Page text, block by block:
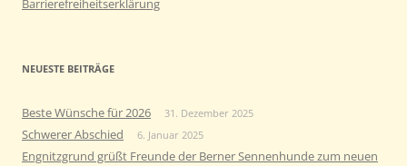
Barrierefreiheitserklärung
NEUESTE BEITRÄGE
Beste Wünsche für 2026 31. Dezember 2025
Schwerer Abschied 6. Januar 2025
Engnitzgrund grüßt Freunde der Berner Sennenhunde zum neuen